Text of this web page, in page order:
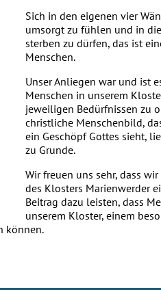
Sich in den eigenen vier
umsorgt zu fühlen und in
sterben zu dürfen, das ist
Menschen.
Unser Anliegen war und ist
Menschen in unserem
jeweiligen Bedürfnissen zu
christliche Menschenbild,
ein Geschöpf Gottes sieht,
zu Grunde.
Wir freuen uns sehr, dass
des Klosters Marienwerder
Beitrag dazu leisten, dass
unserem Kloster, einem
können.